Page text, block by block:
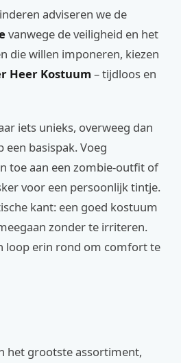
adviseren we de
vanwege de veiligheid en het
die willen imponeren, kiezen
Heer Kostuum – tijdloos en
iets unieks, overweeg dan
een basispak. Voeg
toe aan een zombie-outfit of
voor een persoonlijk tintje.
kant: een goed kostuum
zonder te irriteren.
loop erin rond om comfort te
het grootste assortiment,